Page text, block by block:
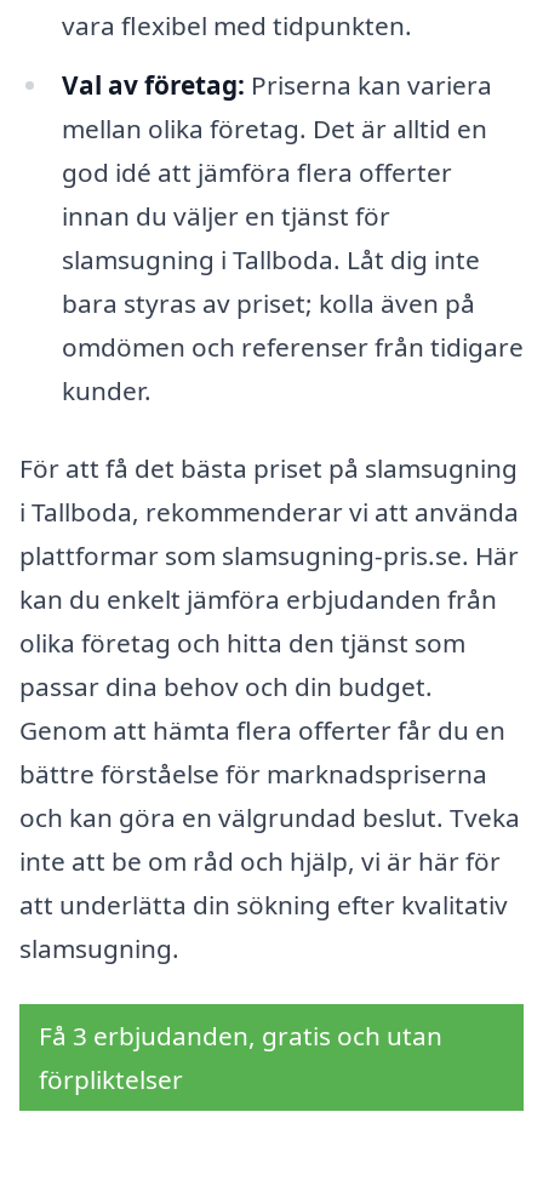
vara flexibel med tidpunkten.
Val av företag: Priserna kan variera
mellan olika företag. Det är alltid en
god idé att jämföra flera offerter
innan du väljer en tjänst för
slamsugning i Tallboda. Låt dig inte
bara styras av priset; kolla även på
omdömen och referenser från tidigare
kunder.
För att få det bästa priset på slamsugning
i Tallboda, rekommenderar vi att använda
plattformar som slamsugning-pris.se. Här
kan du enkelt jämföra erbjudanden från
olika företag och hitta den tjänst som
passar dina behov och din budget.
Genom att hämta flera offerter får du en
bättre förståelse för marknadspriserna
och kan göra en välgrundad beslut. Tveka
inte att be om råd och hjälp, vi är här för
att underlätta din sökning efter kvalitativ
slamsugning.
Få 3 erbjudanden, gratis och utan
förpliktelser